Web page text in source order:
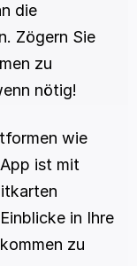
die
Zögern Sie
zu
nötig!
ist mit
in Ihre
zu